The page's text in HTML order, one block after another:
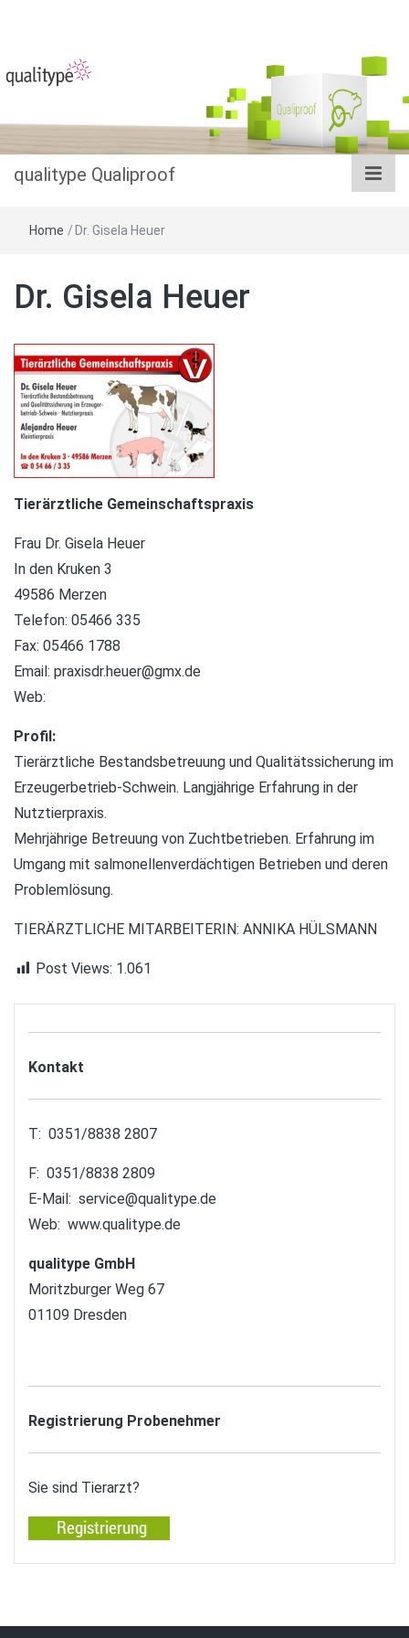
Qualiproof
qualitype Qualiproof
Home / Dr. Gisela Heuer
Dr. Gisela Heuer
Tierärztliche Gemeinschaftspraxis
Frau Dr. Gisela Heuer
In den Kruken 3
49586 Merzen
Telefon: 05466 335
Fax: 05466 1788
Email: praxisdr.heuer@gmx.de
Web:
Profil:
Tierärztliche Bestandsbetreuung und Qualitätssicherung im
Erzeugerbetrieb-Schwein. Langjährige Erfahrung in der
Nutztierpraxis.
Mehrjährige Betreuung von Zuchtbetrieben. Erfahrung im
Umgang mit salmonellenverdächtigen Betrieben und deren
Problemlösung.
TIERÄRZTLICHE MITARBEITERIN: ANNIKA HÜLSMANN
Post Views: 1.061
Kontakt
T: 0351/8838 2807
F: 0351/8838 2809
E-Mail: service@qualitype.de
Web: www.qualitype.de
qualitype GmbH
Moritzburger Weg 67
01109 Dresden
Registrierung Probenehmer
Sie sind Tierarzt?